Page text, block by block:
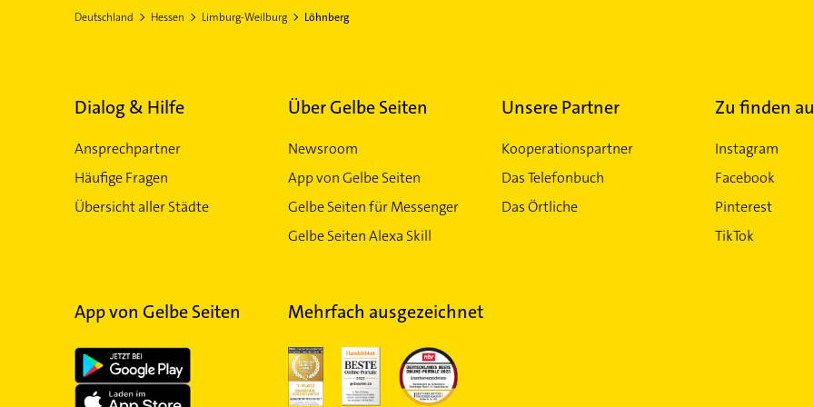
Deutschland Hessen Limburg-Weilburg Löhnberg
Dialog & Hilfe
Ansprechpartner
Häufige Fragen
Übersicht aller Städte
Über Gelbe Seiten
Newsroom
App von Gelbe Seiten
Gelbe Seiten für Messenger
Gelbe Seiten Alexa Skill
Unsere Partner
Kooperationspartner
Das Telefonbuch
Das Örtliche
Zu finden
Instagram
Facebook
Pinterest
TikTok
App von Gelbe Seiten Mehrfach ausgezeichnet